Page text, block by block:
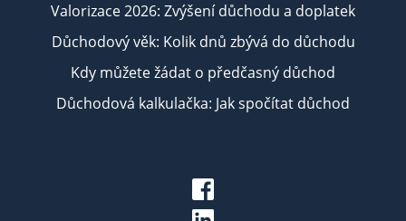
Valorizace 2026: Zvýšení důchodu a doplatek
Důchodový věk: Kolik dnů zbývá do důchodu
Kdy můžete žádat o předčasný důchod
Důchodová kalkulačka: Jak spočítat důchod